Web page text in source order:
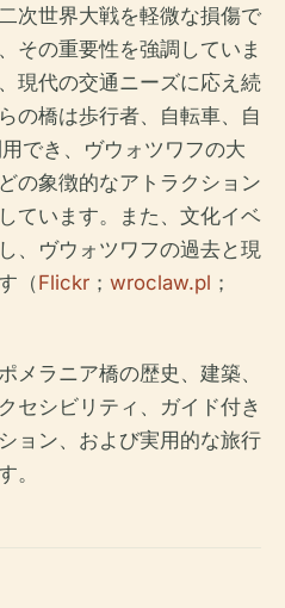
次世界大戦を軽微な損傷で
その重要性を強調していま
現代の交通ニーズに応え続
の橋は歩行者、自転車、自
でき、ヴウォツワフの大
の象徴的なアトラクション
ています。また、文化イベ
、ヴウォツワフの過去と現
（Flickr ； wroclaw.pl ；
メラニア橋の歴史、建築、
セシビリティ、ガイド付き
ョン、および実用的な旅行
。